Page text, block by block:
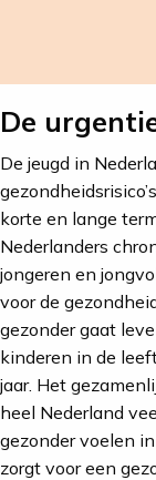
De
De jeugd in
korte en lange
Nederlanders
jongeren en
voor de
gezonder gaat
kinderen in de
jaar. Het
heel Nederland
gezonder voelen
zorgt voor een